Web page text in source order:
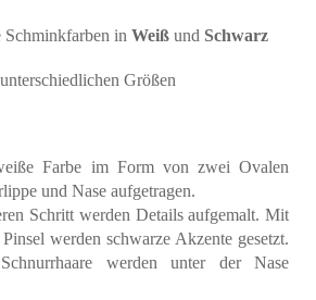
Schminkfarben in Weiß und Schwarz
Größen
Farbe im Form von zwei Ovalen
und Nase aufgetragen.
Schritt werden Details aufgemalt. Mit
werden schwarze Akzente gesetzt.
werden unter der Nase